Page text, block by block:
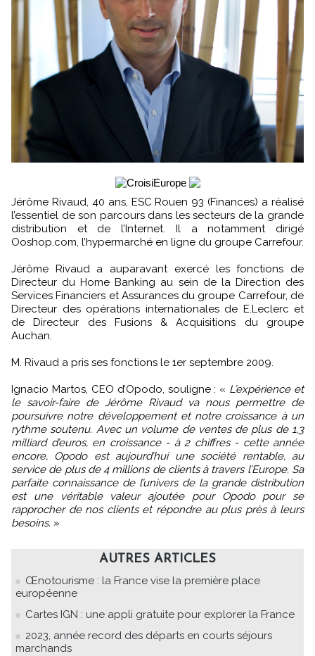
Jérôme Rivaud, 40 ans, ESC Rouen 93 (Finances) a réalisé
l’essentiel de son parcours dans les secteurs de la grande
distribution et de l’Internet. Il a notamment dirigé
Ooshop.com, l’hypermarché en ligne du groupe Carrefour.
Jérôme Rivaud a auparavant exercé les fonctions de
Directeur du Home Banking au sein de la Direction des
Services Financiers et Assurances du groupe Carrefour, de
Directeur des opérations internationales de E.Leclerc et
de Directeur des Fusions & Acquisitions du groupe
Auchan.
M. Rivaud a pris ses fonctions le 1er septembre 2009.
Ignacio Martos, CEO d’Opodo, souligne : « L’expérience et
le savoir-faire de Jérôme Rivaud va nous permettre de
poursuivre notre développement et notre croissance à un
rythme soutenu. Avec un volume de ventes de plus de 1,3
milliard d’euros, en croissance - à 2 chiffres - cette année
encore, Opodo est aujourd’hui une société rentable, au
service de plus de 4 millions de clients à travers l’Europe. Sa
parfaite connaissance de l’univers de la grande distribution
est une véritable valeur ajoutée pour Opodo pour se
rapprocher de nos clients et répondre au plus près à leurs
besoins. »
AUTRES ARTICLES
Œnotourisme : la France vise la première place
européenne
Cartes IGN : une appli gratuite pour explorer la France
2023, année record des départs en courts séjours
marchands